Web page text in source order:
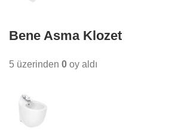
Bene Asma Klozet
5 üzerinden 0 oy aldı